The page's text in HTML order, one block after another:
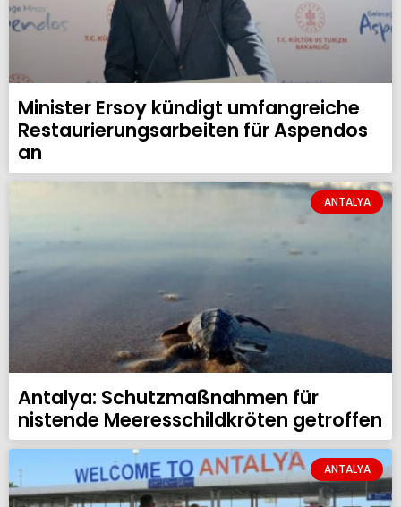
Minister Ersoy kündigt umfangreiche
Restaurierungsarbeiten für Aspendos
an
ANTALYA
Antalya: Schutzmaßnahmen für
nistende Meeresschildkröten getroffen
ANTALYA